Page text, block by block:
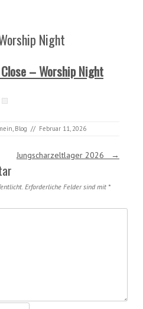
Night
– Worship Night
Blog // Februar 11, 2026
Jungscharzeltlager 2026 →
Erforderliche Felder sind mit *